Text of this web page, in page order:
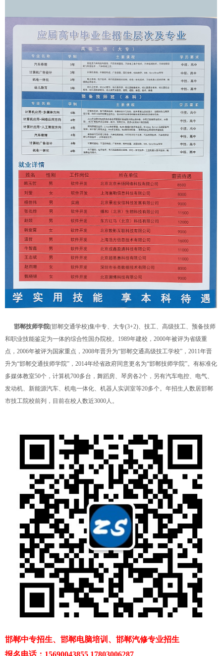
邯郸技师学院(邯郸交通学校)集中专、大专(3+2)、技工、高级技工、预备技师
和职业技能鉴定为一体的综合性国办院校。1989年建校，2000年被评为省级重
点，2006年被评为国家重点，2008年晋升为“邯郸交通高级技工学校”，2011年晋
升为“邯郸交通技师学院”，2014年经省政府同意更名为“邯郸技师学院”。有标准化
多媒体教室50个，计算机700多台，舞蹈房、琴房各2个，另有汽车电控、电气、
发动机、新能源汽车、机电一体化、机器人实训室等20多个。年招生人数居邯郸
市技工院校前列，目前在校人数近3000人。
邯郸中专招生、邯郸电脑培训、邯郸汽修专业招生